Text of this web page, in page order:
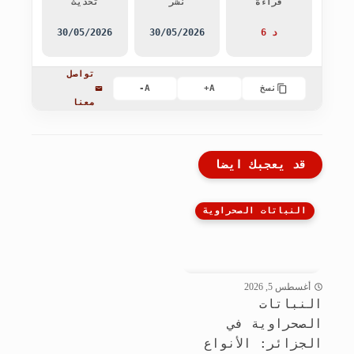
6 د 30/05/2026
30/05/2026
نسخ A+
A-
تواصل
معنا
قد يعجبك ايضا
النباتات الصحراوية
أغسطس 5, 2026
النباتات
الصحراوية في
الجزائر: الأنواع